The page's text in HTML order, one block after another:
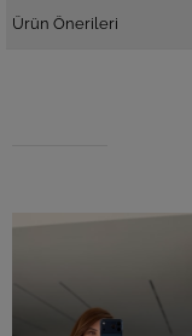
Ürün Önerileri